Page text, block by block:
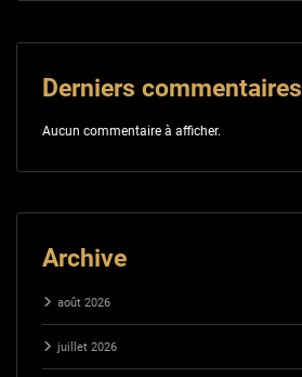
Derniers commentaires
Aucun commentaire à afficher.
Archive
août 2026
juillet 2026